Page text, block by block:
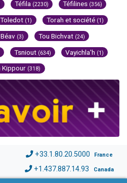
Téfila (2230) Téfilines (356)
Toledot (1) Torah et société (1)
(3) Tou Bichvat (24)
Tsniout (634) Vayichla'h (1)
Kippour (318)
+33.1.80.20.5000 France
+1.437.887.14.93 Canada